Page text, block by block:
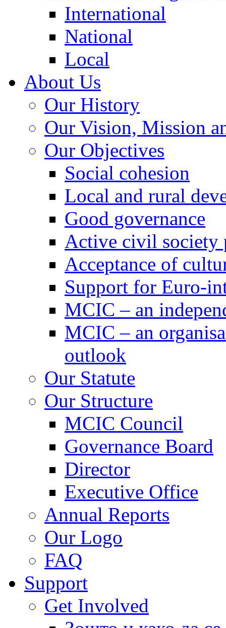
International
National
Local
About Us
Our History
Our Vision, Mission
Our Objectives
Social cohesion
Local and rural
Good governance
Active civil society
Acceptance of
Support for Euro-
MCIC – an
MCIC – an
outlook
Our Statute
Our Structure
MCIC Council
Governance Board
Director
Executive Office
Annual Reports
Our Logo
FAQ
Support
Get Involved